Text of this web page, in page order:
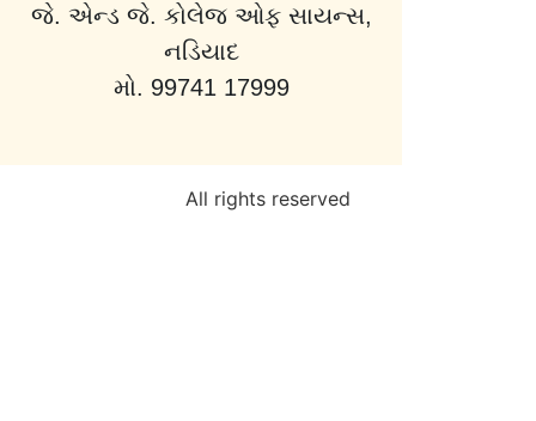
જે. એન્ડ જે. કોલેજ ઓફ સાયન્સ,
નડિયાદ
મો. 99741 17999
All rights reserved